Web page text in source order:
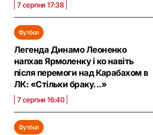
7 серпня 17:38
Футбол
Легенда Динамо Леоненко
напхав Ярмоленку і ко навіть
після перемоги над Карабахом в
ЛК: «Стільки браку...»
7 серпня 16:40
Футбол